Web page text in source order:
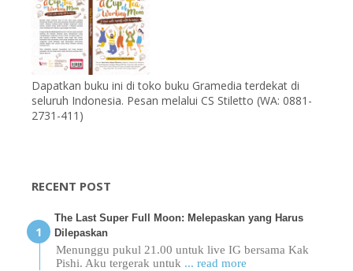
Dapatkan buku ini di toko buku Gramedia terdekat di
seluruh Indonesia. Pesan melalui CS Stiletto (WA: 0881-
2731-411)
RECENT POST
The Last Super Full Moon: Melepaskan yang Harus
Dilepaskan
Menunggu pukul 21.00 untuk live IG bersama Kak
Pishi. Aku tergerak untuk ... read more